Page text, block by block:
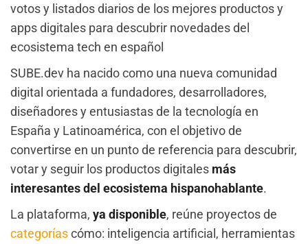
votos y listados diarios de los mejores productos y
apps digitales para descubrir novedades del
ecosistema tech en español
SUBE.dev ha nacido como una nueva comunidad
digital orientada a fundadores, desarrolladores,
diseñadores y entusiastas de la tecnología en
España y Latinoamérica, con el objetivo de
convertirse en un punto de referencia para descubrir,
votar y seguir los productos digitales más
interesantes del ecosistema hispanohablante.
La plataforma, ya disponible, reúne proyectos de
categoríascómo: inteligencia artificial, herramientas